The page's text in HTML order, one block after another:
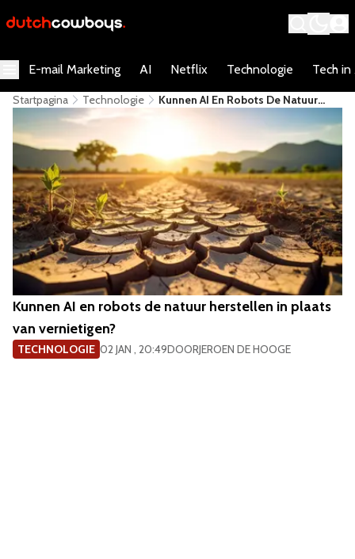
E-mail Marketing AI Netflix Technologie Tech in
Startpagina Technologie
Kunnen AI En Robots De Natuur
Herstellen In Plaats Van
Kunnen AI en robots de natuur herstellen in plaats
van vernietigen?
TECHNOLOGIE 02 JAN , 20:49DOORJEROEN DE HOOGE